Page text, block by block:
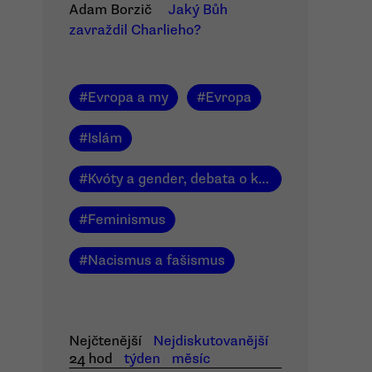
Adam Borzič
Jaký Bůh
zavraždil Charlieho?
#Evropa a my #Evropa
#Islám
#Kvóty a gender, debata o kvótách
#Feminismus
#Nacismus a fašismus
Nejčtenější
Nejdiskutovanější
24 hod
týden
měsíc